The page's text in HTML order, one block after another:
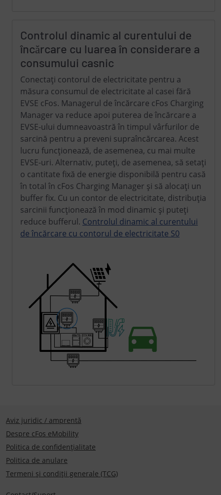
Controlul dinamic al curentului de
încărcare cu luarea în considerare a
consumului casnic
Conectați contorul de electricitate pentru a
măsura consumul de electricitate al casei fără
EVSE cFos. Managerul de încărcare cFos Charging
Manager va reduce apoi puterea de încărcare a
EVSE-ului dumneavoastră în timpul vârfurilor de
sarcină pentru a preveni supraîncărcarea. Acest
lucru funcționează, de asemenea, cu mai multe
EVSE-uri. Alternativ, puteți, de asemenea, să setați
o cantitate fixă de energie disponibilă pentru casă
în total în cFos Charging Manager și să alocați un
buffer fix. Cu un contor de electricitate, distribuția
sarcinii funcționează în mod dinamic și puteți
reduce bufferul. Controlul dinamic al curentului
de încărcare cu contorul de electricitate S0
Aviz juridic / amprentă
Despre cFos eMobility
Politica de confidențialitate
Politica de anulare
Termeni și condiții generale (TCG)